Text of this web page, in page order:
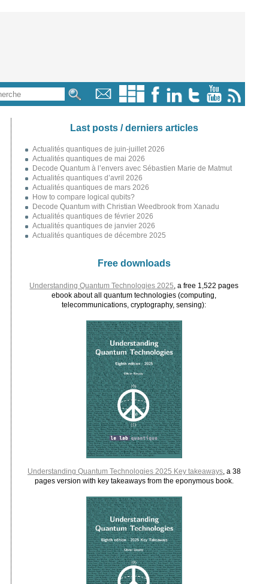
Last posts / derniers articles
Actualités quantiques de juin-juillet 2026
Actualités quantiques de mai 2026
Decode Quantum à l’envers avec Sébastien Marie de Matmut
Actualités quantiques d’avril 2026
Actualités quantiques de mars 2026
How to compare logical qubits?
Decode Quantum with Christian Weedbrook from Xanadu
Actualités quantiques de février 2026
Actualités quantiques de janvier 2026
Actualités quantiques de décembre 2025
Free downloads
Understanding Quantum Technologies 2025 , a free 1,522 pages
ebook about all quantum technologies (computing,
telecommunications, cryptography, sensing):
Understanding Quantum Technologies 2025 Key takeaways, a 38
pages version with key takeaways from the eponymous book.